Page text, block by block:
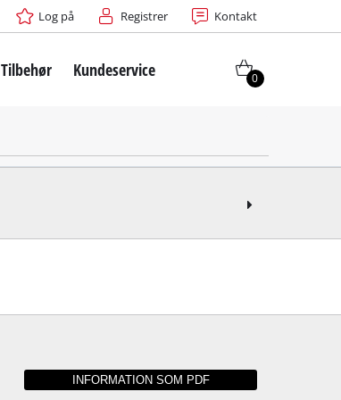
Log på Registrer Kontakt
Tilbehør Kundeservice 0